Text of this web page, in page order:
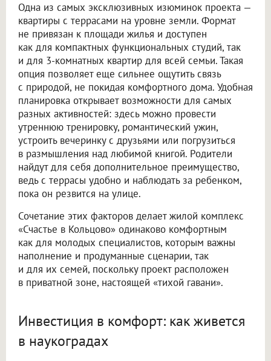
Одна из самых эксклюзивных изюминок проекта —
квартиры с террасами на уровне земли. Формат
не привязан к площади жилья и доступен
как для компактных функциональных студий, так
и для 3-комнатных квартир для всей семьи. Такая
опция позволяет еще сильнее ощутить связь
с природой, не покидая комфортного дома. Удобная
планировка открывает возможности для самых
разных активностей: здесь можно провести
утреннюю тренировку, романтический ужин,
устроить вечеринку с друзьями или погрузиться
в размышления над любимой книгой. Родители
найдут для себя дополнительное преимущество,
ведь с террасы удобно и наблюдать за ребенком,
пока он резвится на улице.
Сочетание этих факторов делает жилой комплекс
«Счастье в Кольцово» одинаково комфортным
как для молодых специалистов, которым важны
наполнение и продуманные сценарии, так
и для их семей, поскольку проект расположен
в приватной зоне, настоящей «тихой гавани».
Инвестиция в комфорт: как живется
в наукоградах